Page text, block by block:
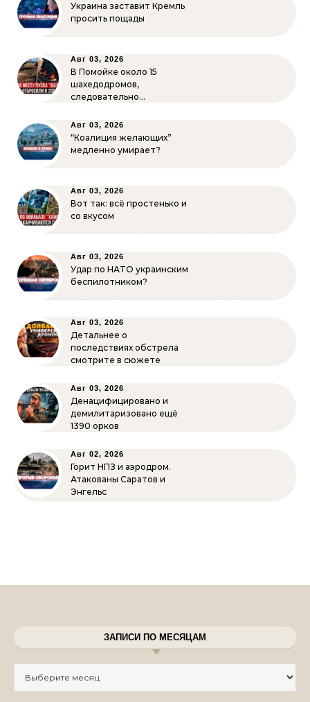
Украина заставит Кремль
просить пощады
Авг 03, 2026
В Помойке около 15
шахедодромов,
следовательно…
Авг 03, 2026
“Коалиция желающих”
медленно умирает?
Авг 03, 2026
Вот так: всё простенько и
со вкусом
Авг 03, 2026
Удар по НАТО украинским
беспилотником?
Авг 03, 2026
Детальнее о
последствиях обстрела
смотрите в сюжете
Авг 03, 2026
Денацифицировано и
демилитаризовано ещё
1390 орков
Авг 02, 2026
Горит НПЗ и аэродром.
Атакованы Саратов и
Энгельс
ЗАПИСИ ПО МЕСЯЦАМ